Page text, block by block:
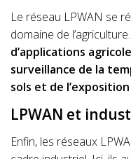
Le réseau LPWAN se
domaine de l’agriculture.
d’applications
surveillance de la
sols et de
LPWAN et
Enfin, les réseaux